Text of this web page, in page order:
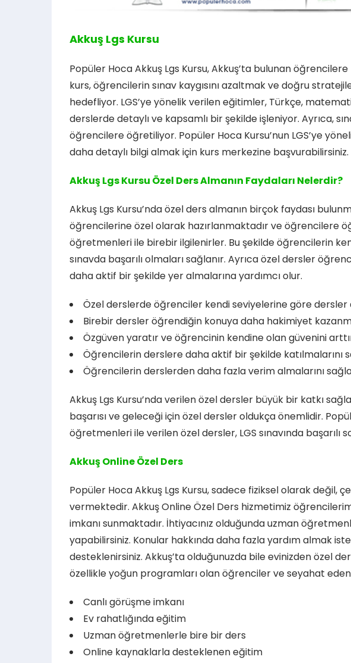
Akkuş Lgs Kursu
Popüler Hoca Akkuş Lgs Kursu, Akkuş’ta bulunan öğrencilere
kurs, öğrencilerin sınav kaygısını azaltmak ve doğru
hedefliyor. LGS’ye yönelik verilen eğitimler, Türkçe,
derslerde detaylı ve kapsamlı bir şekilde işleniyor. Ayrıca,
öğrencilere öğretiliyor. Popüler Hoca Kursu’nun LGS’ye
daha detaylı bilgi almak için kurs merkezine başvurabilirsiniz.
Akkuş Lgs Kursu Özel Ders Almanın Faydaları Nelerdir?
Akkuş Lgs Kursu’nda özel ders almanın birçok faydası
öğrencilerine özel olarak hazırlanmaktadır ve öğrencilere
öğretmenleri ile birebir ilgilenirler. Bu şekilde öğrencilerin
sınavda başarılı olmaları sağlanır. Ayrıca özel dersler
daha aktif bir şekilde yer almalarına yardımcı olur.
Özel derslerde öğrenciler kendi seviyelerine göre dersler
Birebir dersler öğrendiğin konuya daha hakimiyet
Özgüven yaratır ve öğrencinin kendine olan güvenini
Öğrencilerin derslere daha aktif bir şekilde katılmalarını
Öğrencilerin derslerden daha fazla verim almalarını
Akkuş Lgs Kursu’nda verilen özel dersler büyük bir katkı
başarısı ve geleceği için özel dersler oldukça önemlidir.
öğretmenleri ile verilen özel dersler, LGS sınavında
Akkuş Online Özel Ders
Popüler Hoca Akkuş Lgs Kursu, sadece fiziksel olarak değil,
vermektedir. Akkuş Online Özel Ders hizmetimiz
imkanı sunmaktadır. İhtiyacınız olduğunda uzman
yapabilirsiniz. Konular hakkında daha fazla yardım almak
desteklenirsiniz. Akkuş’ta olduğunuzda bile evinizden özel
özellikle yoğun programları olan öğrenciler ve seyahat
Canlı görüşme imkanı
Ev rahatlığında eğitim
Uzman öğretmenlerle bire bir ders
Online kaynaklarla desteklenen eğitim